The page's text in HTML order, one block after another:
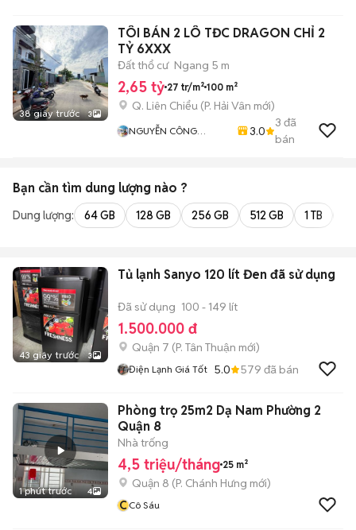
38 giây trước 3
TÔI BÁN 2 LÔ TĐC DRAGON CHỈ 2
TỶ 6XXX
Đất thổ cư Ngang 5 m
2,65 tỷ 27 tr/m² 100 m²
Q. Liên Chiểu (P. Hải Vân mới)
NGUYỄN CÔNG
3.0
3 đã
bán
Bạn cần tìm dung lượng nào ?
Dung lượng: 64 GB 128 GB 256 GB 512 GB 1 TB
43 giây trước 3
Tủ lạnh Sanyo 120 lít Đen đã sử dụng
Đã sử dụng 100 - 149 lít
1.500.000 đ
Quận 7 (P. Tân Thuận mới)
Điện Lạnh Giá Tốt 5.0 579 đã bán
1 phút trước 4
Phòng trọ 25m2 Dạ Nam Phường 2
Quận 8
Nhà trống
4,5 triệu/tháng 25 m²
Quận 8 (P. Chánh Hưng mới)
CCô Sáu